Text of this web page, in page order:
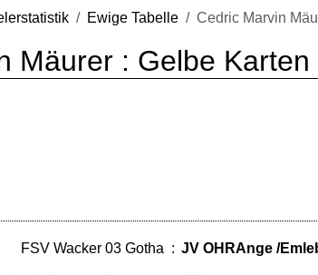
Ewige Tabelle Cedric Marvin
Mäurer : Gelbe
FSV Wacker 03 Gotha : JV OHRAnge /